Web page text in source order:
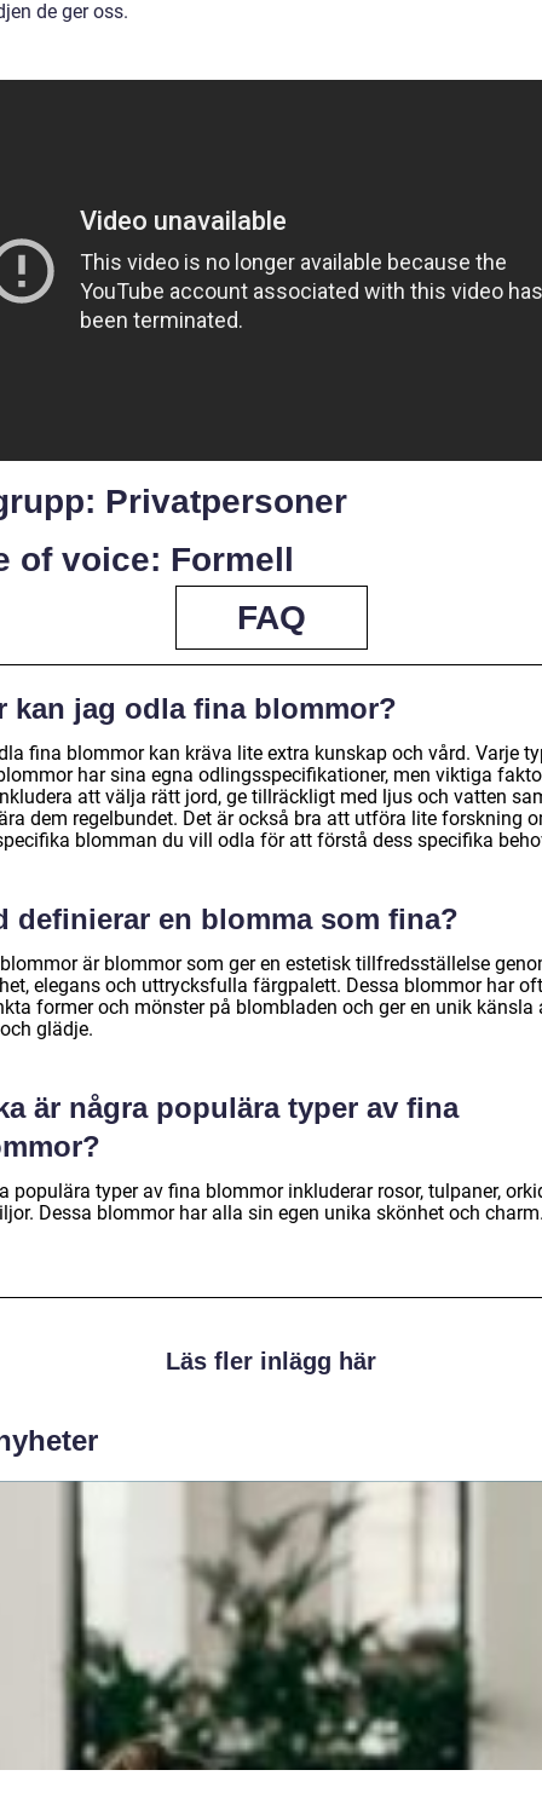
de ger oss.
Privatpersoner
of voice: Formell
FAQ
kan jag odla fina blommor?
fina blommor kan kräva lite extra kunskap och vård. Varje
har sina egna odlingsspecifikationer, men viktiga
att välja rätt jord, ge tillräckligt med ljus och vatten
dem regelbundet. Det är också bra att utföra lite forskning
blomman du vill odla för att förstå dess specifika
definierar en blomma som fina?
är blommor som ger en estetisk tillfredsställelse
elegans och uttrycksfulla färgpalett. Dessa blommor har
former och mönster på blombladen och ger en unik känsla
glädje.
är några populära typer av fina
populära typer av fina blommor inkluderar rosor, tulpaner,
Dessa blommor har alla sin egen unika skönhet och
Läs fler inlägg här